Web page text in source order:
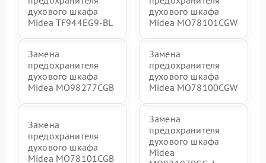
духового шкафа
Midea TF944EG9-BL
духового шкафа
Midea MO78101CGW
Замена
предохранителя
духового шкафа
Midea MO98277CGB
Замена
предохранителя
духового шкафа
Midea MO78100CGW
Замена
предохранителя
духового шкафа
Midea MO78101CGB
Замена
предохранителя
духового шкафа
Midea